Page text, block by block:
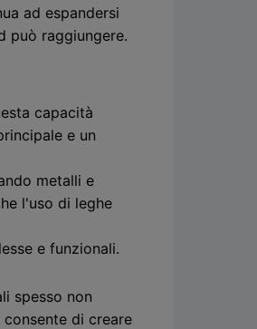
ad espandersi
può raggiungere.
capacità
e un
metalli e
l'uso di leghe
e funzionali.
spesso non
di creare